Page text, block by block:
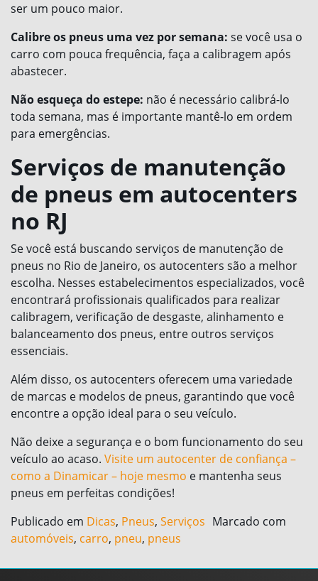
ser um pouco maior.
Calibre os pneus uma vez por semana: se você usa o
carro com pouca frequência, faça a calibragem após
abastecer.
Não esqueça do estepe: não é necessário calibrá-lo
toda semana, mas é importante mantê-lo em ordem
para emergências.
Serviços de manutenção
de pneus em autocenters
no RJ
Se você está buscando serviços de manutenção de
pneus no Rio de Janeiro, os autocenters são a melhor
escolha. Nesses estabelecimentos especializados, você
encontrará profissionais qualificados para realizar
calibragem, verificação de desgaste, alinhamento e
balanceamento dos pneus, entre outros serviços
essenciais.
Além disso, os autocenters oferecem uma variedade
de marcas e modelos de pneus, garantindo que você
encontre a opção ideal para o seu veículo.
Não deixe a segurança e o bom funcionamento do seu
veículo ao acaso. Visite um autocenter de confiança –
como a Dinamicar – hoje mesmo e mantenha seus
pneus em perfeitas condições!
Publicado em Dicas, Pneus, Serviços Marcado com
automóveis, carro, pneu, pneus